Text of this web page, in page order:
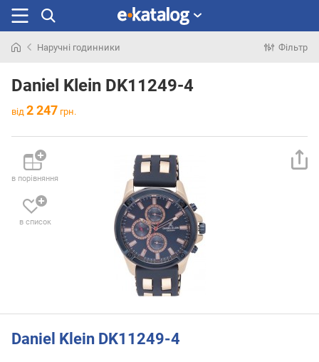
раніше
Наручні годинники Фільтр
Daniel Klein DK11249-4
від 2 247 грн.
в порівняння
в список
Daniel Klein DK11249-4